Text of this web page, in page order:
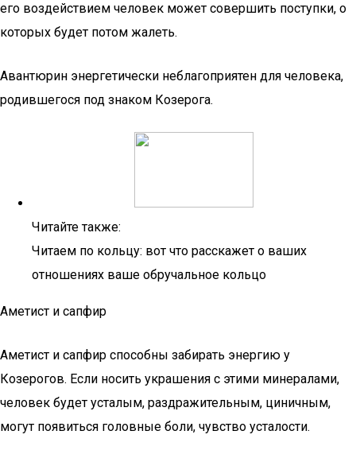
его воздействием человек может совершить поступки, о
которых будет потом жалеть.
Авантюрин энергетически неблагоприятен для человека,
родившегося под знаком Козерога.
Читайте также:
Читаем по кольцу: вот что расскажет о ваших
отношениях ваше обручальное кольцо
Аметист и сапфир
Аметист и сапфир способны забирать энергию у
Козерогов. Если носить украшения с этими минералами,
человек будет усталым, раздражительным, циничным,
могут появиться головные боли, чувство усталости.